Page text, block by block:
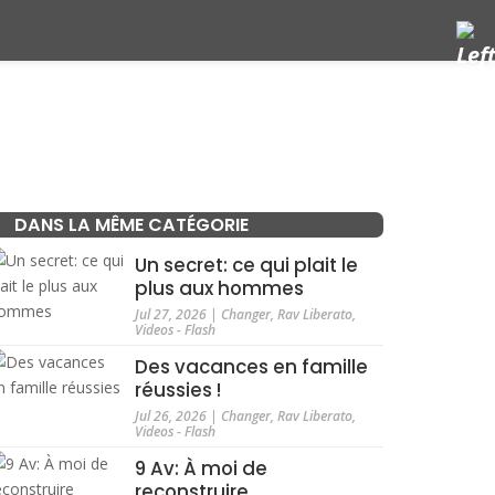
DANS LA MÊME CATÉGORIE
Un secret: ce qui plait le
plus aux hommes
Jul 27, 2026| Changer, Rav Liberato,
Videos - Flash
Des vacances en famille
réussies !
Jul 26, 2026| Changer, Rav Liberato,
Videos - Flash
9 Av: À moi de